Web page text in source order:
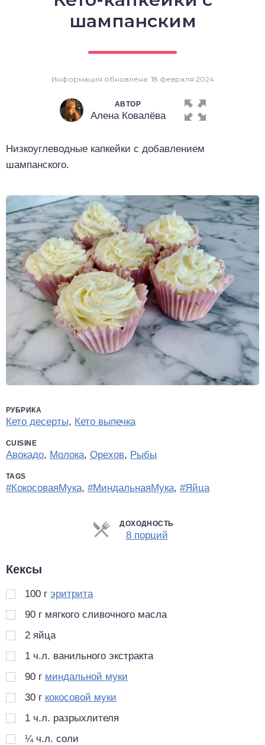
шампанским
Информация обновлена: 18 февраля 2024
АВТОР
Алена Ковалёва
Низкоуглеводные капкейки с добавлением
шампанского.
РУБРИКА
Кето десерты, Кето выпечка
CUISINE
Авокадо, Молока, Орехов, Рыбы
TAGS
#КокосоваяМука, #МиндальнаяМука, #Яйца
ДОХОДНОСТЬ
8 порцийПорции
Кексы
100 г эритрита
90 г мягкого сливочного масла
2 яйца
1 ч.л. ванильного экстракта
90 г миндальной муки
30 г кокосовой муки
1 ч.л. разрыхлителя
¼ ч.л. соли